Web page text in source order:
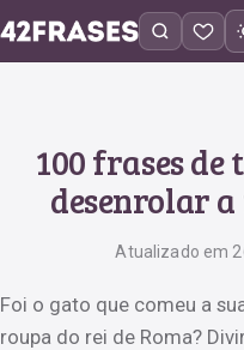
100 frases
desenrolar
Atualizado em
Foi o gato que comeu a
roupa do rei de Roma?